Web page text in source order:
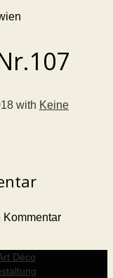
with Keine
Déco